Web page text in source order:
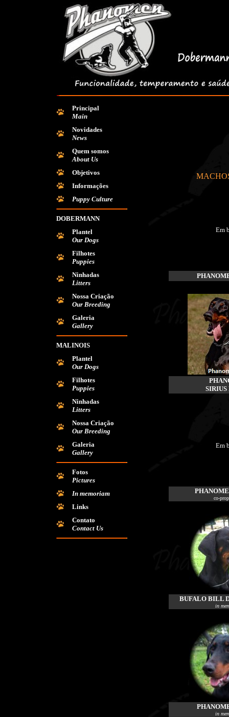
Principal
Main
Novidades
News
Quem somos
About Us
Objetivos
Informações
Puppy Culture
DOBERMANN
Plantel
Our Dogs
Filhotes
Puppies
Ninhadas
Litters
Nossa Criação
Our Breeding
Galeria
Gallery
MALINOIS
Plantel
Our Dogs
Filhotes
Puppies
Ninhadas
Litters
Nossa Criação
Our Breeding
Galeria
Gallery
Fotos
Pictures
In memoriam
Links
Contato
Contact Us
Em
Em
co-
BUFALO BILL
in
in